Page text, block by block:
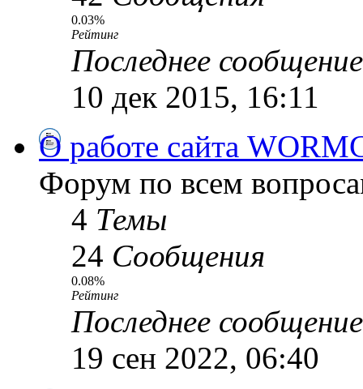
0.03%
Рейтинг
Последнее сообщение
10 дек 2015, 16:11
О работе сайта
Форум по всем
4 Темы
24 Сообщения
0.08%
Рейтинг
Последнее сообщение
19 сен 2022, 06:40